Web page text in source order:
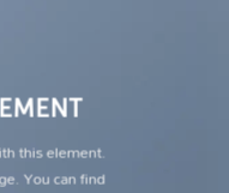
this element.
You can find